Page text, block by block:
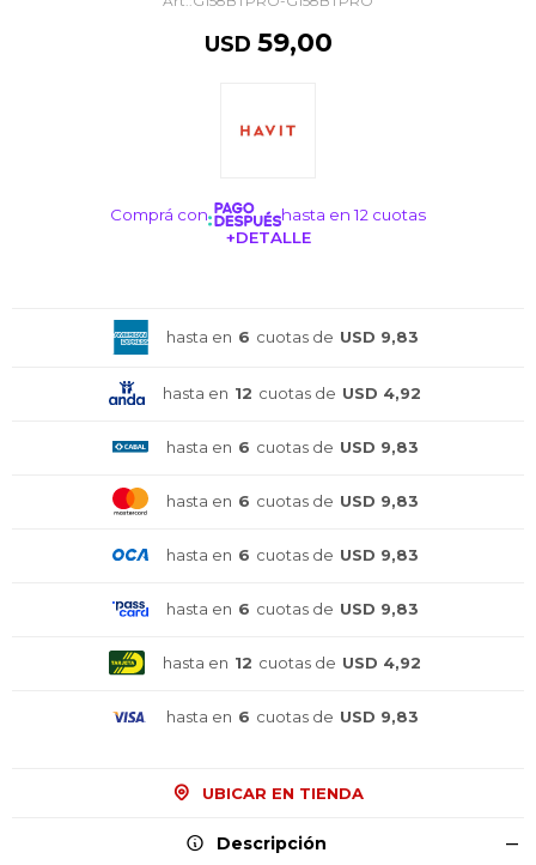
USD 59,00
Comprá con
hasta en 12 cuotas
+DETALLE
hasta en 6 cuotas de USD 9,83
hasta en 12 cuotas de USD 4,92
hasta en 6 cuotas de USD 9,83
hasta en 6 cuotas de USD 9,83
hasta en 6 cuotas de USD 9,83
hasta en 6 cuotas de USD 9,83
hasta en 12 cuotas de USD 4,92
hasta en 6 cuotas de USD 9,83
UBICAR EN TIENDA
Descripción
comprar!
Comprá en 3 cuotas sin recargo o hasta en
12 cuotas * ¡Solo con tu cédula!
comprar!
Comprá en 3 cuotas sin recargo o hasta en
12 cuotas * ¡Solo con tu cédula!
comprar!
Comprá en 3 cuotas sin recargo o hasta en
12 cuotas * ¡Solo con tu cédula!